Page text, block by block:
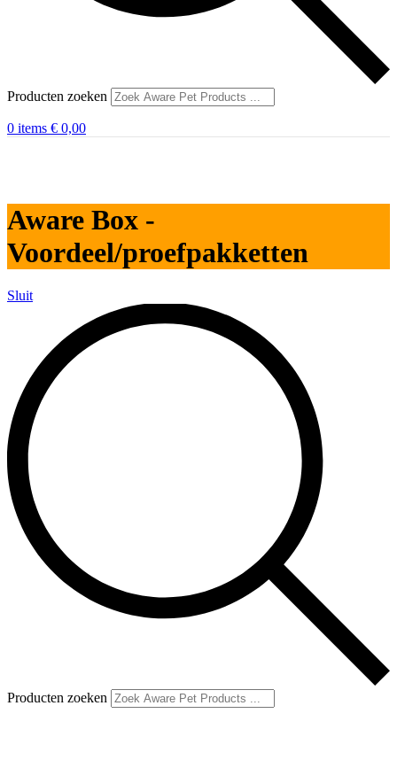
Producten zoeken
0 items € 0,00
Aware Box -
Voordeel/proefpakketten
Sluit
Producten zoeken